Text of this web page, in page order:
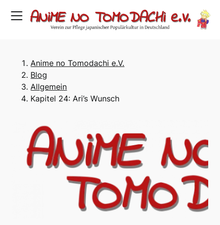
Anime no Tomodachi e.V.
Blog
Allgemein
Kapitel 24: Ari’s Wunsch